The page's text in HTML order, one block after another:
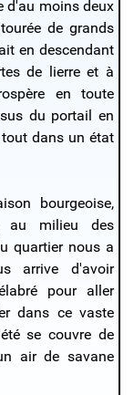
d'au moins deux
de grands
en descendant
de lierre et à
en toute
du portail en
dans un état
bourgeoise,
au milieu des
quartier nous a
arrive d'avoir
pour aller
dans ce vaste
se couvre de
air de savane